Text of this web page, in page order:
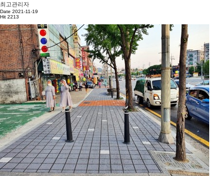
최고관리자
Date 2021-11-19
Hit 2213